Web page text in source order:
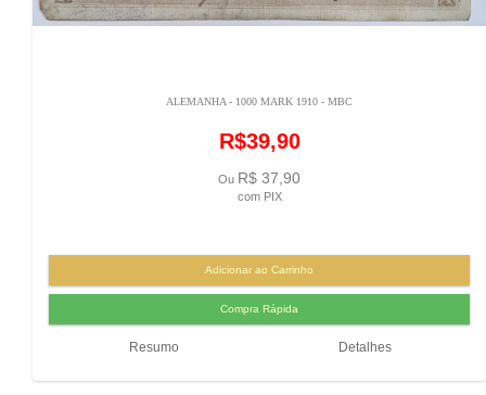
ALEMANHA - 1000 MARK 1910 - MBC
R$39,90
Ou R$ 37,90
com PIX
Resumo Detalhes